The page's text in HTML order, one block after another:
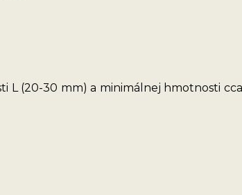
L (20-30 mm) a minimálnej hmotnosti